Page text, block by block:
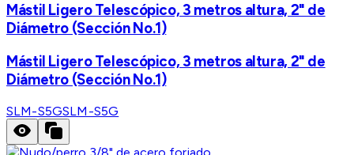
Mástil Ligero Telescópico, 3 metros altura, 2" de
Diámetro (Sección No.1)
Mástil Ligero Telescópico, 3 metros altura, 2" de
Diámetro (Sección No.1)
SLM-S5GSLM-S5G